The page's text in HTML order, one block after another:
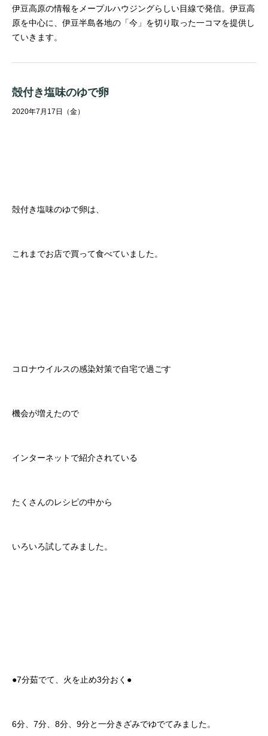
伊豆高原の情報をメープルハウジングらしい目線で発信。 伊豆高
原を中心に、伊豆半島各地の「今」を切り取った一コマを提供し
ていきます。
殻付き塩味のゆで卵
2020年7月17日（金）
殻付き塩味のゆで卵は、
これまでお店で買って食べていました。
コロナウイルスの感染対策で自宅で過ごす
機会が増えたので
インターネットで紹介されている
たくさんのレシピの中から
いろいろ試してみました。
●7分茹でて、火を止め3分おく●
6分、7分、8分、9分と一分きざみでゆでてみました。